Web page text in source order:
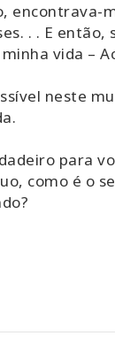
encontrava-
. . E
vida –
neste
para
como é o